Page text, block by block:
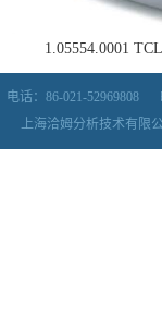
1.05554.0001
电话：86-021-52969808
上海洽姆分析技术有限